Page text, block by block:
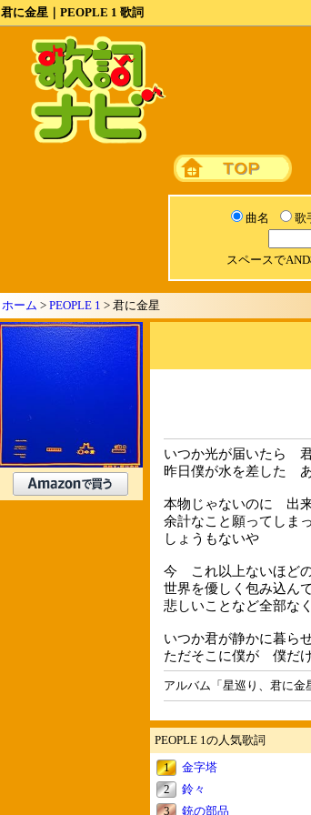
君に金星｜PEOPLE 1 歌詞
曲名 歌
スペースで
ホーム > PEOPLE 1 > 君に金星
いつか光が届いたら
昨日僕が水を差した
本物じゃないのに 出
余計なこと願ってしま
しょうもないや
今 これ以上ないほど
世界を優しく包み込ん
悲しいことなど全部な
いつか君が静かに暮ら
ただそこに僕が 僕だ
アルバム「星巡り、君に金
PEOPLE 1の人気歌詞
1
金字塔
2
鈴々
3
銃の部品